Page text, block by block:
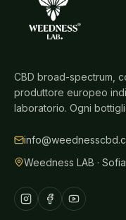
CBD broad-spectrum,
produttore europeo
laboratorio. Ogni
Weedness LAB ·